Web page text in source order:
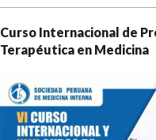
Curso Internacional de
Terapéutica en Medicina